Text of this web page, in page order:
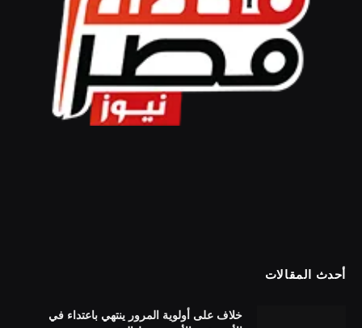
أحدث المقالات
خلاف على أولوية المرور ينتهي باعتداء في